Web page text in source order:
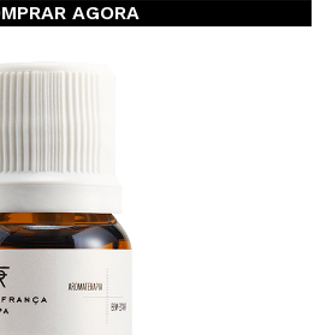
AGORA